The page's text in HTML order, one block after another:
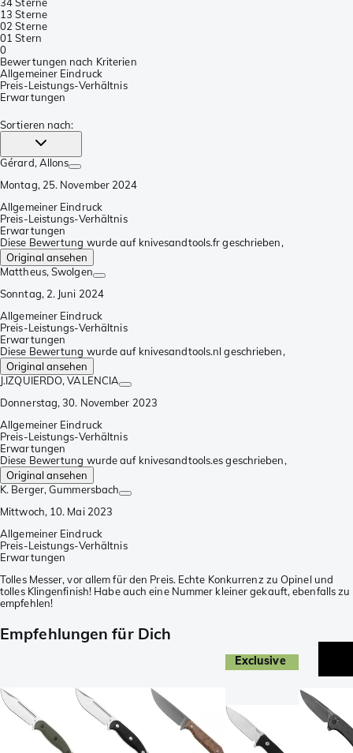
13 Sterne
02 Sterne
01 Stern
0
Bewertungen nach Kriterien
Allgemeiner Eindruck
Preis-Leistungs-Verhältnis
Erwartungen
Sortieren nach:
Gérard, Allons
Montag, 25. November 2024
Allgemeiner Eindruck
Preis-Leistungs-Verhältnis
Erwartungen
Diese Bewertung wurde auf knivesandtools.fr geschrieben,
Original ansehen
Mattheus, Swolgen
Sonntag, 2. Juni 2024
Allgemeiner Eindruck
Preis-Leistungs-Verhältnis
Erwartungen
Diese Bewertung wurde auf knivesandtools.nl geschrieben,
Original ansehen
J.IZQUIERDO, VALENCIA
Donnerstag, 30. November 2023
Allgemeiner Eindruck
Preis-Leistungs-Verhältnis
Erwartungen
Diese Bewertung wurde auf knivesandtools.es geschrieben,
Original ansehen
K. Berger, Gummersbach
Mittwoch, 10. Mai 2023
Allgemeiner Eindruck
Preis-Leistungs-Verhältnis
Erwartungen
Tolles Messer, vor allem für den Preis. Echte Konkurrenz zu Opinel und
tolles Klingenfinish! Habe auch eine Nummer kleiner gekauft, ebenfalls zu
empfehlen!
Empfehlungen für Dich
Exclusive